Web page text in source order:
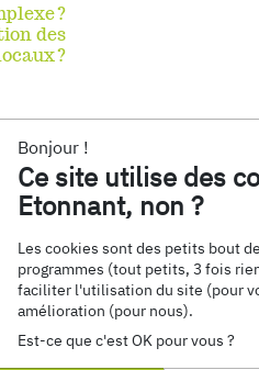
?
des
?
Retrouvez
Bonjour !
Ce site utilise des
Etonnant, non ?
Les cookies sont des petits bout de
programmes (tout petits, 3 fois
faciliter l'utilisation du site (pour
amélioration (pour nous).
Est-ce que c'est OK pour vous ?